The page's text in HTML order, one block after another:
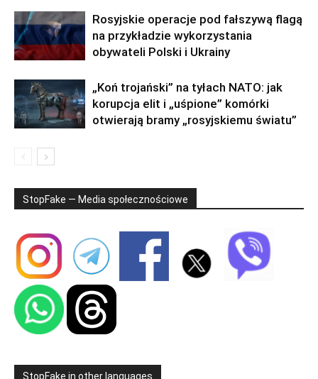
Rosyjskie operacje pod fałszywą flagą
na przykładzie wykorzystania
obywateli Polski i Ukrainy
„Koń trojański” na tyłach NATO: jak
korupcja elit i „uśpione” komórki
otwierają bramy „rosyjskiemu światu”
StopFake — Media społecznościowe
StopFake in other languages